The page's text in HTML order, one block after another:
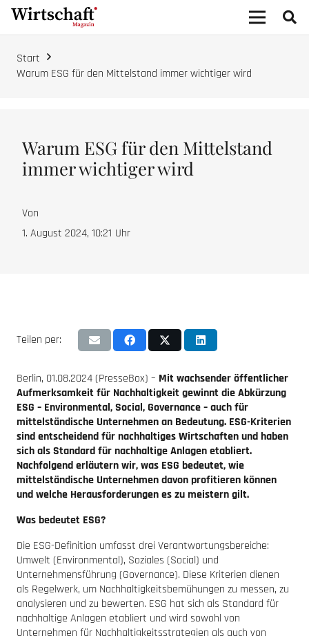
Start
Warum ESG für den Mittelstand immer wichtiger wird
Warum ESG für den Mittelstand
immer wichtiger wird
Von
1. August 2024, 10:21 Uhr
Teilen per:
Berlin, 01.08.2024 (PresseBox) – Mit wachsender öffentlicher
Aufmerksamkeit für Nachhaltigkeit gewinnt die Abkürzung
ESG – Environmental, Social, Governance – auch für
mittelständische Unternehmen an Bedeutung. ESG-Kriterien
sind entscheidend für nachhaltiges Wirtschaften und haben
sich als Standard für nachhaltige Anlagen etabliert.
Nachfolgend erläutern wir, was ESG bedeutet, wie
mittelständische Unternehmen davon profitieren können
und welche Herausforderungen es zu meistern gilt.
Was bedeutet ESG?
Die ESG-Definition umfasst drei Verantwortungsbereiche:
Umwelt (Environmental), Soziales (Social) und
Unternehmensführung (Governance). Diese Kriterien dienen
als Regelwerk, um Nachhaltigkeitsbemühungen zu messen, zu
analysieren und zu bewerten. ESG hat sich als Standard für
nachhaltige Anlagen etabliert und wird sowohl von
Unternehmen für Nachhaltigkeitsstrategien als auch von